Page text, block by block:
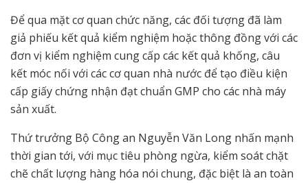
Để qua mặt cơ quan chức năng, các đối tượng đã làm
giả phiếu kết quả kiểm nghiệm hoặc thông đồng với các
đơn vị kiểm nghiệm cung cấp các kết quả khống, câu
kết móc nối với các cơ quan nhà nước để tạo điều kiện
cấp giấy chứng nhận đạt chuẩn GMP cho các nhà máy
sản xuất.
Thứ trưởng Bộ Công an Nguyễn Văn Long nhấn mạnh
thời gian tới, với mục tiêu phòng ngừa, kiểm soát chặt
chẽ chất lượng hàng hóa nói chung, đặc biệt là an toàn